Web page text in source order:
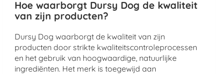
Hoe waarborgt Dursy Dog de kwaliteit
van zijn producten?
Dursy Dog waarborgt de kwaliteit van zijn
producten door strikte kwaliteitscontroleprocessen
en het gebruik van hoogwaardige, natuurlijke
ingrediënten. Het merk is toegewijd aan